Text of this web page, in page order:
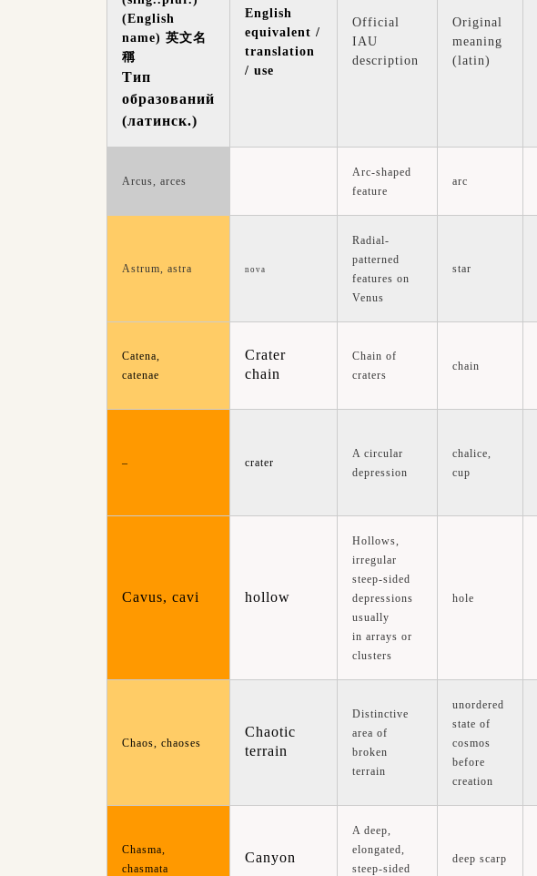
(English
name) 英文名
稱
Тип
образований
(латинск.)
English
equivalent /
translation
/ use
Official
IAU
description
Original
meaning
(latin)
Arcus, arces
Arc-shaped
feature
arc
Astrum, astra nova
Radial-
patterned
features on
Venus
star
Catena,
catenae
Crater
chain
Chain of
craters
chain
– crater
A circular
depression
chalice,
cup
Cavus, cavi hollow
Hollows,
irregular
steep-sided
depressions
usually
in arrays or
clusters
hole
Chaos, chaoses
Chaotic
terrain
Distinctive
area of
broken
terrain
unordered
state of
cosmos
before
creation
Chasma,
chasmata
Canyon
A deep,
elongated,
steep-sided
deep scarp